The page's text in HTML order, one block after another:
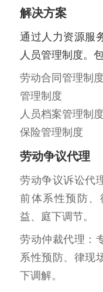
解决方案
通过人力资源服
人员管理制度。
劳动合同管理
管理制度
人员档案管理
保险管理制度
劳动争议代理
劳动争议诉讼代
前体系性预防、
益、庭下调节。
劳动仲裁代理：
系性预防、律现
下调解。